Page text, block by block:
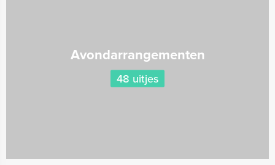
Avondarrangementen
48 uitjes